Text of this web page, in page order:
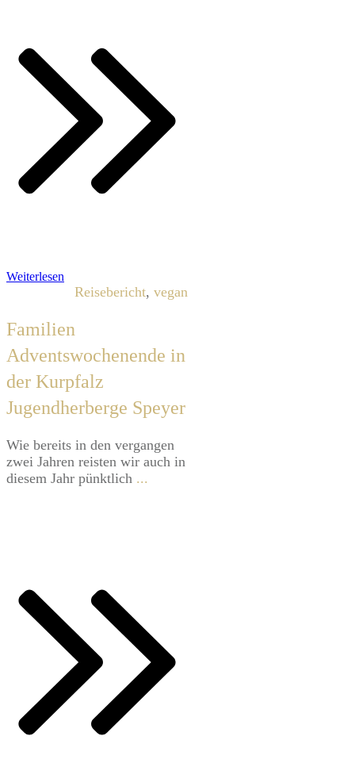
Weiterlesen
Reisebericht, vegan
Familien
Adventswochenende in
der Kurpfalz
Jugendherberge Speyer
Wie bereits in den vergangen
zwei Jahren reisten wir auch in
diesem Jahr pünktlich ...